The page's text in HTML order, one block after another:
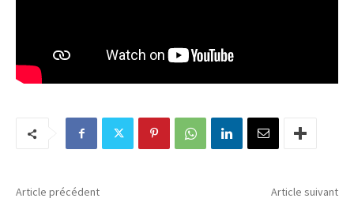
Article précédent Article suivant